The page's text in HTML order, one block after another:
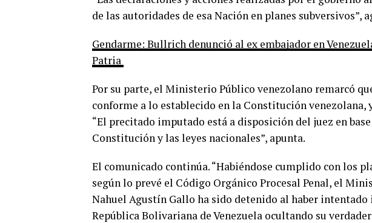
de las autoridades de esa Nación en planes subversivos”,
Gendarme: Bullrich denunció al ex embajador en
Patria
Por su parte, el Ministerio Público venezolano remarcó
conforme a lo establecido en la Constitución venezolana,
“El precitado imputado está a disposición del juez en
Constitución y las leyes nacionales”, apunta.
El comunicado continúa. “Habiéndose cumplido con los
según lo prevé el Código Orgánico Procesal Penal, el
Nahuel Agustín Gallo ha sido detenido al haber
República Bolivariana de Venezuela ocultando su